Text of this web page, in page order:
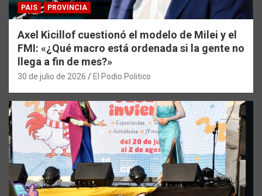
PAIS PROVINCIA
Axel Kicillof cuestionó el modelo de Milei y el
FMI: «¿Qué macro está ordenada si la gente no
llega a fin de mes?»
30 de julio de 2026 El Podio Politico